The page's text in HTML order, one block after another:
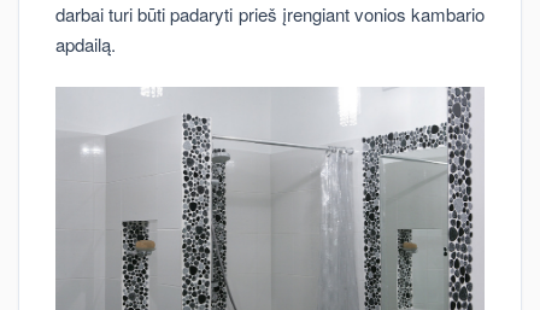
darbai turi būti padaryti prieš įrengiant vonios kambario
apdailą.